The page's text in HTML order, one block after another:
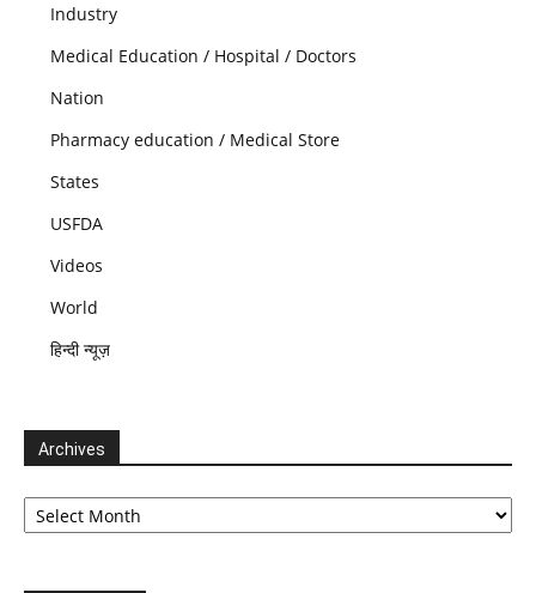
Industry
Medical Education / Hospital / Doctors
Nation
Pharmacy education / Medical Store
States
USFDA
Videos
World
हिन्दी न्यूज़
Archives
Archives